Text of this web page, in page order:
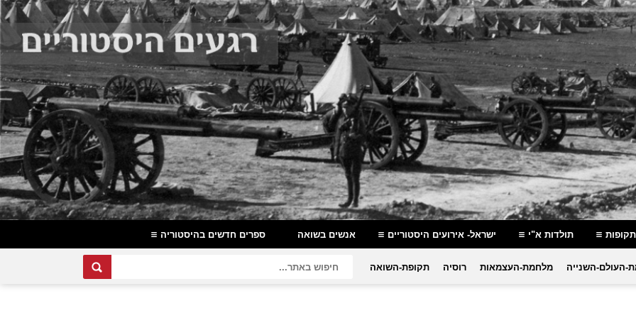
תקופות תולדות א"י ישראל- אירועים היסטוריים אנשים בשואה ספרים חדשים בהיסטוריה
העולם-השנייה מלחמת-העצמאות רוסיה תקופת-השואה